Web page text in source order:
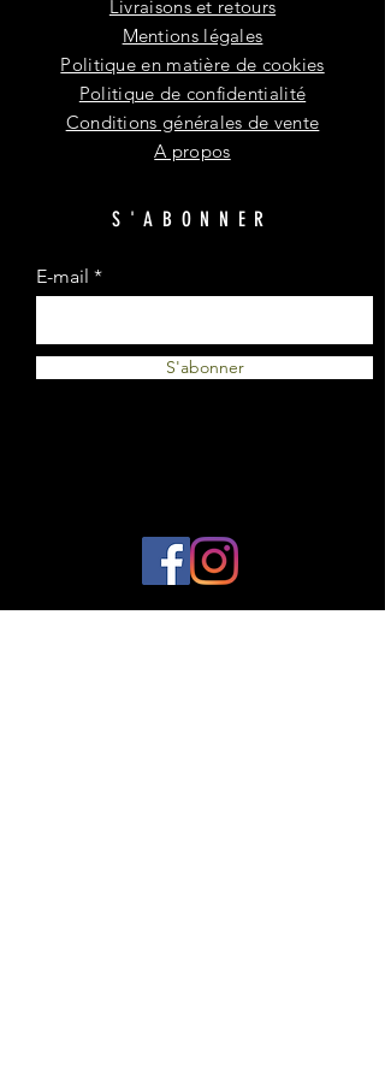
Livraisons et retours
Mentions légales
Politique en matière de cookies
Politique de confidentialité
Conditions générales de vente
A propos
S'ABONNER
E-mail
S'abonner